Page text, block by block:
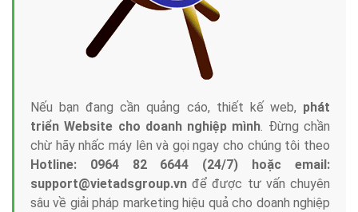
Công ty Việt Ads thành lập từ năm 2013
với bề dày kinh nghiệm sẽ tư vấn xây dựng và phát
triển thương hiệu của doanh nghiệp bạn với mức chi
phí mà bạn có thể đầu tư cho marketing online. Đội
ngũ kỹ thuật quảng cáo trực tuyến, SEO, lập trình
Web chuyên sâu trong nghề, được đào tạo bài bản tại
trung tâm marketing online uy tín hàng năm, luôn đem
đến cho khách hàng sản phẩm/ dịch vụ chất
lượng.